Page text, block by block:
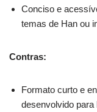
Conciso e
temas de Han ou
Contras:
Formato curto e
desenvolvido